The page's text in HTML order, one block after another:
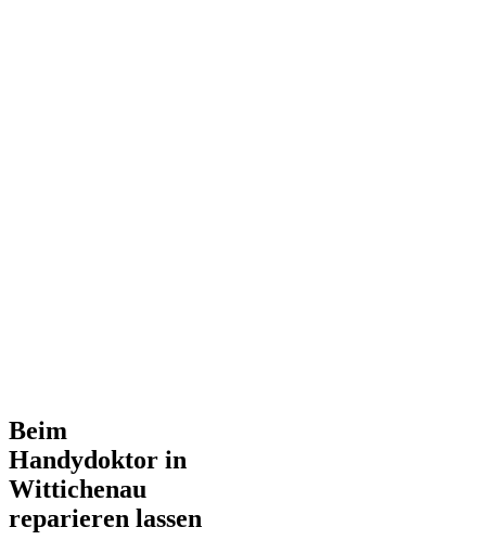
Beim
Handydoktor in
Wittichenau
reparieren lassen